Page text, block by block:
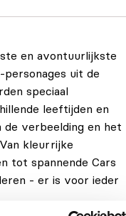
en avontuurlijkste
uit de
speciaal
leeftijden en
verbeelding en het
kleurrijke
tot spannende Cars
- er is voor ieder